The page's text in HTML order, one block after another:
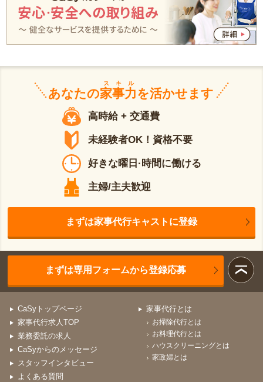
あなたの家事力
スキル
を活かせます
高時給 + 交通費
未経験者OK！資格不要
好きな曜日·時間に働ける
主婦/主夫歓迎
まずは家事代行キャストに登録
まずは専用フォームから登録応募
CaSyトップページ
家事代行求人TOP
業務委託の求人
CaSyからのメッセージ
スタッフインタビュー
よくある質問
家事代行とは
お掃除代行とは
お料理代行とは
ハウスクリーニングとは
家政婦とは